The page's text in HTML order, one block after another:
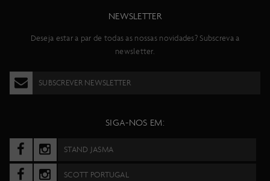
NEWSLETTER
Deseja estar a par de todas as nossas novidades? Subscreva a
newsletter.
SUBSCREVER NEWSLETTER
SIGA-NOS EM:
STAND JASMA
SCOTT PORTUGAL